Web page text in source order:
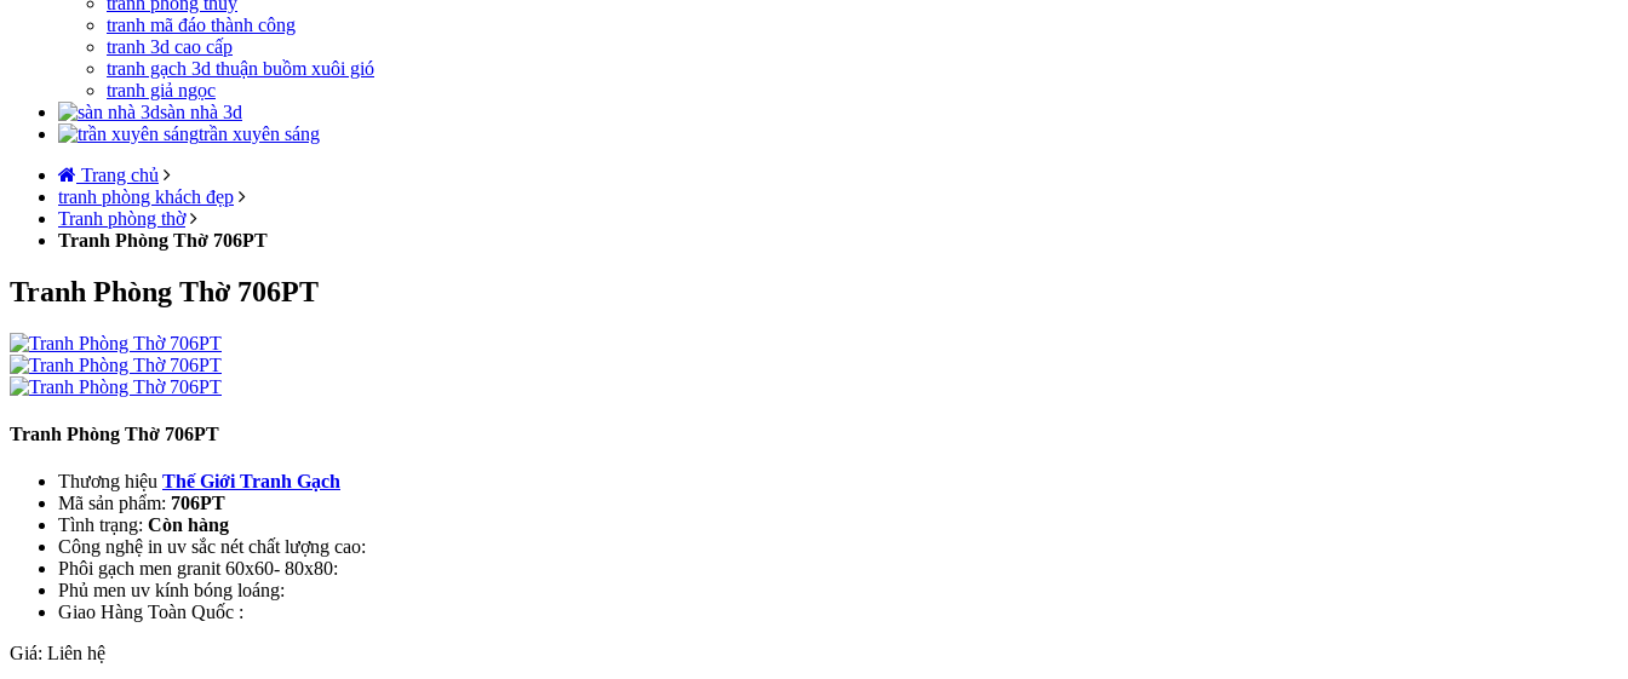
tranh mã đáo thành công
tranh 3d cao cấp
tranh gạch 3d thuận buồm xuôi gió
tranh giả ngọc
sàn nhà 3d
trần xuyên sáng
Trang chủ
tranh phòng khách đẹp
Tranh phòng thờ
Tranh Phòng Thờ 706PT
Tranh Phòng Thờ 706PT
Tranh Phòng Thờ 706PT
Thương hiệu Thế Giới Tranh Gạch
Mã sản phẩm: 706PT
Tình trạng: Còn hàng
Công nghệ in uv sắc nét chất lượng cao:
Phôi gạch men granit 60x60- 80x80:
Phủ men uv kính bóng loáng:
Giao Hàng Toàn Quốc :
Giá: Liên hệ